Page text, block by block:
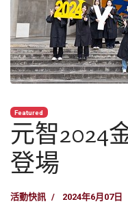
Featured
元智2024
登場
活動快訊 2024年6月07日